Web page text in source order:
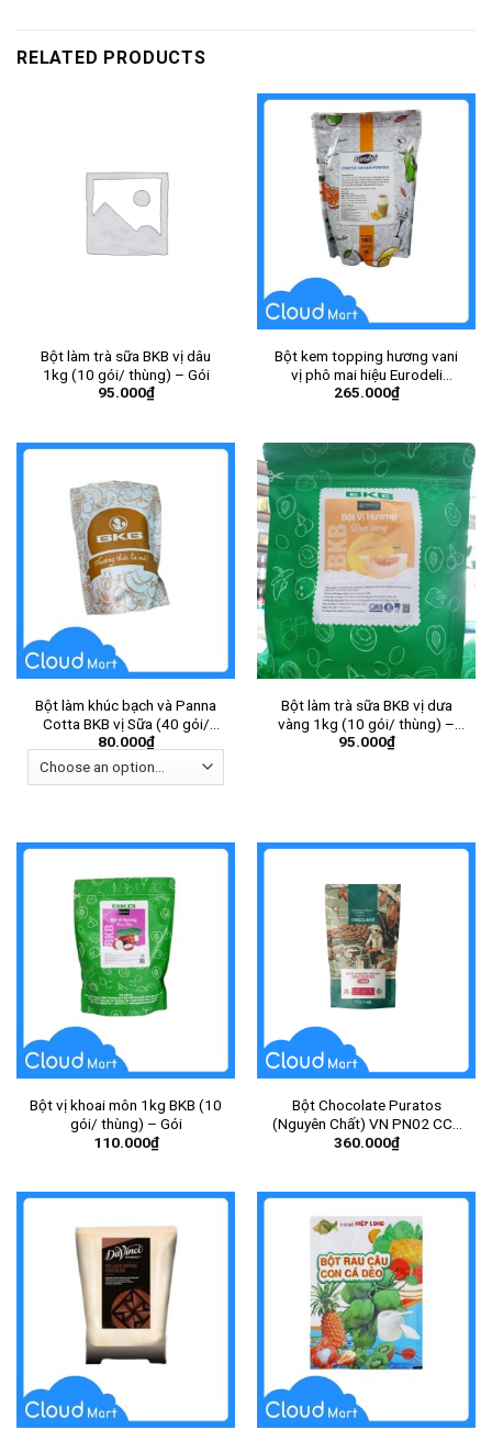
RELATED PRODUCTS
Bột làm trà sữa BKB vị dâu
1kg (10 gói/ thùng) – Gói
95.000₫
Bột kem topping hương vani
vị phô mai hiệu Eurodeli
(Milkfoam Eurodeli Cheese)
265.000₫
Bột làm khúc bạch và Panna
Cotta BKB vị Sữa (40 gói/
thùng) – Gói
80.000₫
Bột làm trà sữa BKB vị dưa
vàng 1kg (10 gói/ thùng) –
Gói
95.000₫
Bột vị khoai môn 1kg BKB (10
gói/ thùng) – Gói
110.000₫
Bột Chocolate Puratos
(Nguyên Chất) VN PN02 CCT
1kg ( 10gói / thùng )
360.000₫